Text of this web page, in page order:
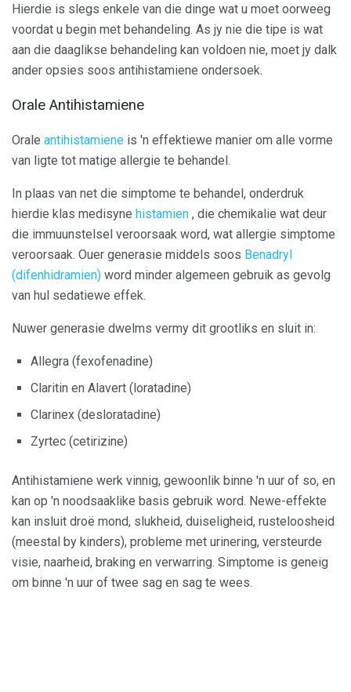
Hierdie is slegs enkele van die dinge wat u moet oorweeg
voordat u begin met behandeling. As jy nie die tipe is wat
aan die daaglikse behandeling kan voldoen nie, moet jy dalk
ander opsies soos antihistamiene ondersoek.
Orale Antihistamiene
Orale antihistamiene is 'n effektiewe manier om alle vorme
van ligte tot matige allergie te behandel.
In plaas van net die simptome te behandel, onderdruk
hierdie klas medisyne histamien , die chemikalie wat deur
die immuunstelsel veroorsaak word, wat allergie simptome
veroorsaak. Ouer generasie middels soos Benadryl
(difenhidramien) word minder algemeen gebruik as gevolg
van hul sedatiewe effek.
Nuwer generasie dwelms vermy dit grootliks en sluit in:
Allegra (fexofenadine)
Claritin en Alavert (loratadine)
Clarinex (desloratadine)
Zyrtec (cetirizine)
Antihistamiene werk vinnig, gewoonlik binne 'n uur of so, en
kan op 'n noodsaaklike basis gebruik word. Newe-effekte
kan insluit droë mond, slukheid, duiseligheid, rusteloosheid
(meestal by kinders), probleme met urinering, versteurde
visie, naarheid, braking en verwarring. Simptome is geneig
om binne 'n uur of twee sag en sag te wees.